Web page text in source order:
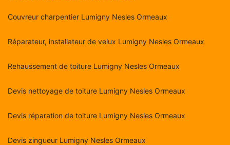
Couvreur charpentier Lumigny Nesles Ormeaux
Réparateur, installateur de velux Lumigny Nesles Ormeaux
Rehaussement de toiture Lumigny Nesles Ormeaux
Devis nettoyage de toiture Lumigny Nesles Ormeaux
Devis réparation de toiture Lumigny Nesles Ormeaux
Devis zingueur Lumigny Nesles Ormeaux